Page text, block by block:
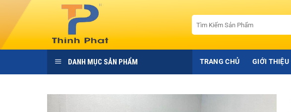
dung
Tìm
kiếm:
DANH MỤC SẢN PHẨM TRANG CHỦ GIỚI THIỆU